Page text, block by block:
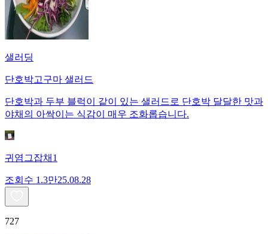
샐러딩
단호박고구마 샐러드
단호박과 두부 블럭이 같이 있는 샐러드로 단호박 달달한 맛과
야채의 아싹이는 식감이 매우 조화롭습니다.
귀염그잡채1
조회수 1.3만25.08.28
727